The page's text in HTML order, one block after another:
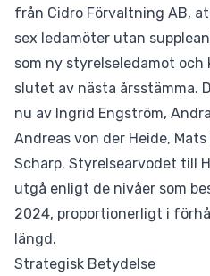
från Cidro Förvaltning AB,
sex ledamöter utan
som ny styrelseledamot
slutet av nästa årsstämma.
nu av Ingrid Engström,
Andreas von der Heide,
Scharp. Styrelsearvodet till
utgå enligt de nivåer som
2024, proportionerligt i
längd.
Strategisk Betydelse